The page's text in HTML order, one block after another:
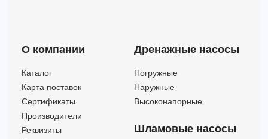
О компании
Каталог
Карта поставок
Сертификаты
Производители
Реквизиты
Дренажные насосы
Погружные
Наружные
Высоконапорные
Шламовые насосы